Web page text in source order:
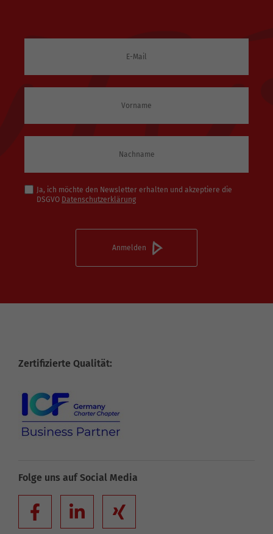
Ja, ich möchte den Newsletter erhalten und akzeptiere die
DSGVO Datenschutzerklärung
Zertifizierte Qualität:
Folge uns auf Social Media